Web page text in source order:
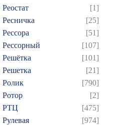
Реостат
[1]
Ресничка
[25]
Рессора
[51]
Рессорный
[107]
Решётка
[101]
Решетка
[21]
Ролик
[790]
Ротор
[2]
РТЦ
[475]
Рулевая
[974]